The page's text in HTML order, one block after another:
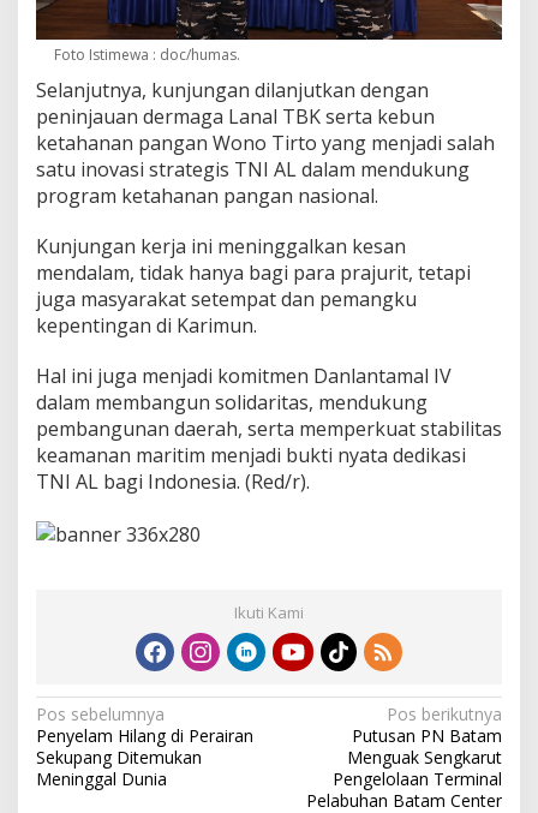
Foto Istimewa : doc/humas.
Selanjutnya, kunjungan dilanjutkan dengan
peninjauan dermaga Lanal TBK serta kebun
ketahanan pangan Wono Tirto yang menjadi salah
satu inovasi strategis TNI AL dalam mendukung
program ketahanan pangan nasional.
Kunjungan kerja ini meninggalkan kesan
mendalam, tidak hanya bagi para prajurit, tetapi
juga masyarakat setempat dan pemangku
kepentingan di Karimun.
Hal ini juga menjadi komitmen Danlantamal IV
dalam membangun solidaritas, mendukung
pembangunan daerah, serta memperkuat stabilitas
keamanan maritim menjadi bukti nyata dedikasi
TNI AL bagi Indonesia. (Red/r).
Ikuti Kami
N
a
v
Pos sebelumnya
Penyelam Hilang di Perairan
Sekupang Ditemukan
Meninggal Dunia
Pos berikutnya
Putusan PN Batam
Menguak Sengkarut
Pengelolaan Terminal
Pelabuhan Batam Center